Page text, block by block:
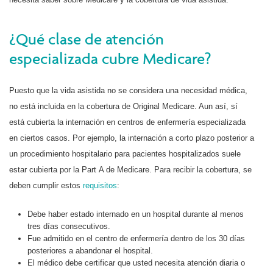
¿Qué clase de atención
especializada cubre Medicare?
Puesto que la vida asistida no se considera una necesidad médica,
no está incluida en la cobertura de Original Medicare. Aun así, sí
está cubierta la internación en centros de enfermería especializada
en ciertos casos. Por ejemplo, la internación a corto plazo posterior a
un procedimiento hospitalario para pacientes hospitalizados suele
estar cubierta por la Part A de Medicare. Para recibir la cobertura, se
deben cumplir estos requisitos:
Debe haber estado internado en un hospital durante al menos
tres días consecutivos.
Fue admitido en el centro de enfermería dentro de los 30 días
posteriores a abandonar el hospital.
El médico debe certificar que usted necesita atención diaria o